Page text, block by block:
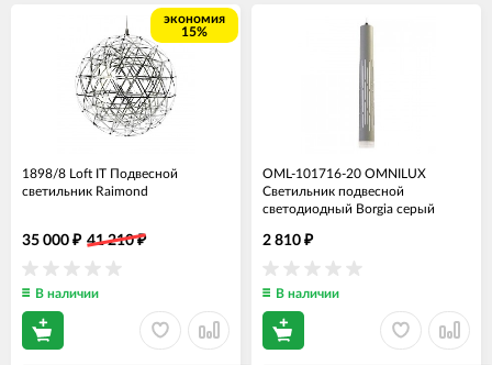
экономия
15%
1898/8 Loft IT Подвесной
светильник Raimond
35 000 ₽ 41 210₽
В наличии
OML-101716-20 OMNILUX
Светильник подвесной
светодиодный Borgia серый
2 810 ₽
В наличии